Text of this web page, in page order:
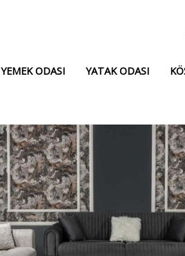
YEMEK ODASI YATAK ODASI